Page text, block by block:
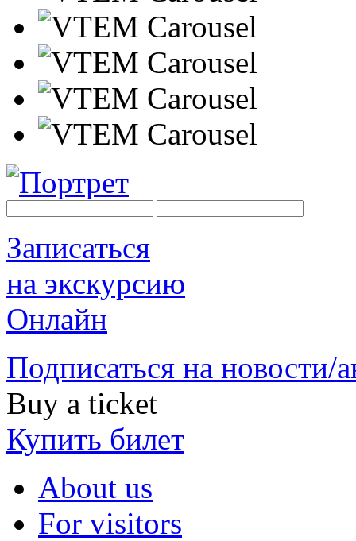
Записаться
на экскурсию
Онлайн
Подписаться на новости/
Buy a ticket
Купить билет
About us
For visitors